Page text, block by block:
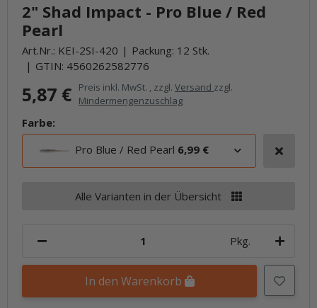
2" Shad Impact - Pro Blue / Red
Pearl
Art.Nr.: KEI-2SI-420
Packung: 12 Stk.
GTIN: 4560262582776
5,87 € Preis inkl. MwSt. , zzgl. Versand zzgl.
Mindermengenzuschlag
Farbe:
Pro Blue / Red Pearl 6,99 €
Alle Varianten in der Übersicht
Pkg.
In den Warenkorb